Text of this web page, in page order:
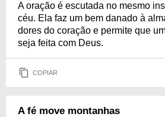
A oração é escutada no mesmo
céu. Ela faz um bem danado à
dores do coração e permite que
seja feita com Deus.
COPIAR
A fé move montanhas